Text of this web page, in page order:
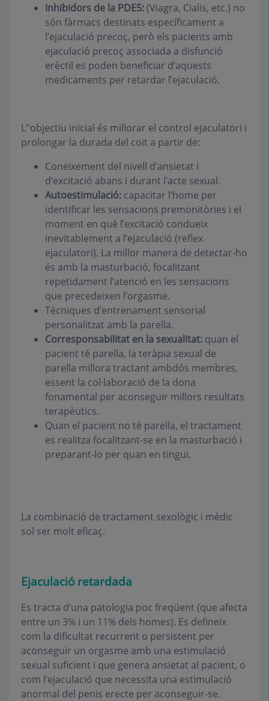
Inhibidors de la PDE5:(Viagra, Cialis, etc.) no
són fàrmacs destinats específicament a
l’ejaculació precoç, però els pacients amb
ejaculació precoç associada a disfunció
erèctil es poden beneficiar d’aquests
medicaments per retardar l’ejaculació.
L'’objectiu inicial és millorar el control ejaculatori i
prolongar la durada del coit a partir de:
Coneixement del nivell d’ansietat i
d’excitació abans i durant l’acte sexual.
Autoestimulació: capacitar l’home per
identificar les sensacions premonitòries i el
moment en què l’excitació condueix
inevitablement a l’ejaculació (reflex
ejaculatori). La millor manera de detectar-ho
és amb la masturbació, focalitzant
repetidament l’atenció en les sensacions
que precedeixen l’orgasme.
Tècniques d’entrenament sensorial
personalitzat amb la parella.
Corresponsabilitat en la sexualitat: quan el
pacient té parella, la teràpia sexual de
parella millora tractant ambdós membres,
essent la col·laboració de la dona
fonamental per aconseguir millors resultats
terapèutics.
Quan el pacient no té parella, el tractament
es realitza focalitzant-se en la masturbació i
preparant-lo per quan en tingui.
La combinació de tractament sexològic i mèdic
sol ser molt eficaç.
Ejaculació retardada
Es tracta d’una patologia poc freqüent (que afecta
entre un 3% i un 11% dels homes). Es defineix
com la dificultat recurrent o persistent per
aconseguir un orgasme amb una estimulació
sexual suficient i que genera ansietat al pacient, o
com l’ejaculació que necessita una estimulació
anormal del penis erecte per aconseguir-se.